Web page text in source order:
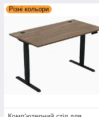
Різні кольори